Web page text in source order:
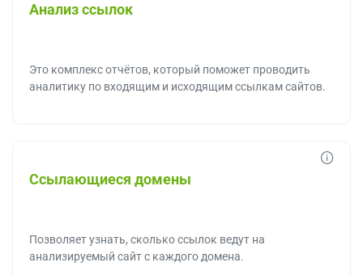
Анализ ссылок
Это комплекс отчётов, который поможет проводить
аналитику по входящим и исходящим ссылкам сайтов.
Ссылающиеся домены
Позволяет узнать, сколько ссылок ведут на
анализируемый сайт с каждого домена.